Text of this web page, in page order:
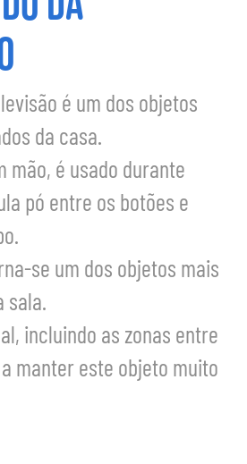
é um dos objetos
da casa.
mão, é usado durante
pó entre os botões e
se um dos objetos mais
sala.
incluindo as zonas entre
manter este objeto muito